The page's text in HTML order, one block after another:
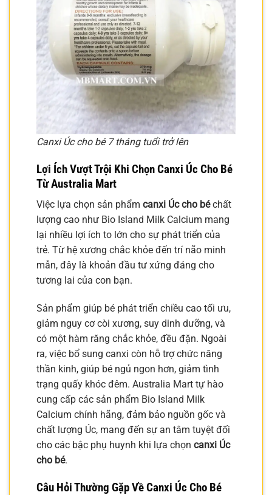
Canxi Úc cho bé 7 tháng tuổi trở lên
Lợi Ích Vượt Trội Khi Chọn Canxi Úc Cho Bé
Từ Australia Mart
Việc lựa chọn sản phẩm canxi Úc cho béchất
lượng cao như Bio Island Milk Calcium mang
lại nhiều lợi ích to lớn cho sự phát triển của
trẻ. Từ hệ xương chắc khỏe đến trí não minh
mẫn, đây là khoản đầu tư xứng đáng cho
tương lai của con bạn.
Sản phẩm giúp bé phát triển chiều cao tối ưu,
giảm nguy cơ còi xương, suy dinh dưỡng, và
có một hàm răng chắc khỏe, đều đặn. Ngoài
ra, việc bổ sung canxi còn hỗ trợ chức năng
thần kinh, giúp bé ngủ ngon hơn, giảm tình
trạng quấy khóc đêm. Australia Mart tự hào
cung cấp các sản phẩm Bio Island Milk
Calcium chính hãng, đảm bảo nguồn gốc và
chất lượng Úc, mang đến sự an tâm tuyệt đối
cho các bậc phụ huynh khi lựa chọn canxi Úc
cho bé.
Câu Hỏi Thường Gặp Về Canxi Úc Cho Bé